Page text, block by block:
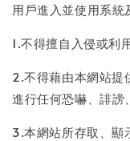
用戶進入並使用系統
1.不得擅自入侵或利
2.不得藉由本網站提
進行任何恐嚇、誹謗
3.本網站所存取、顯